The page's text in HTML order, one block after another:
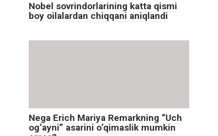
Nobel sovrindorlarining katta qismi
boy oilalardan chiqqani aniqlandi
Nega Erich Mariya Remarkning “Uch
og‘ayni” asarini o‘qimaslik mumkin